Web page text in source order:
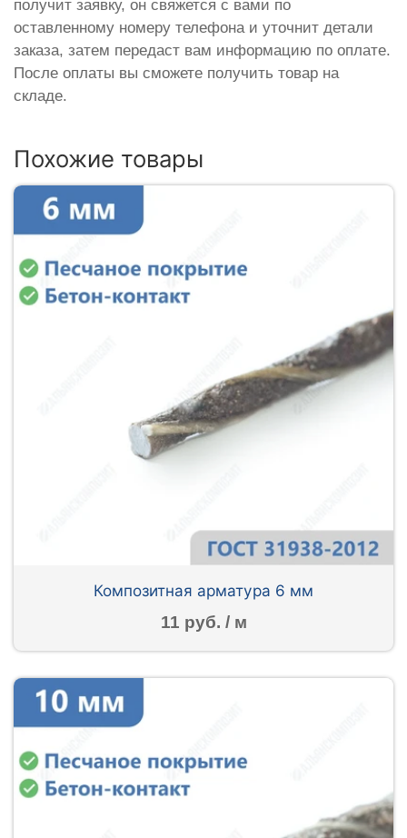
получит заявку, он свяжется с вами по
оставленному номеру телефона и уточнит детали
заказа, затем передаст вам информацию по оплате.
После оплаты вы сможете получить товар на
складе.
Похожие товары
Композитная арматура 6 мм
11 руб. / м